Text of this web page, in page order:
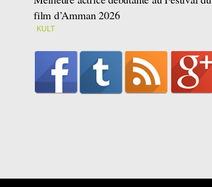
film d’Amman 2026
KULT